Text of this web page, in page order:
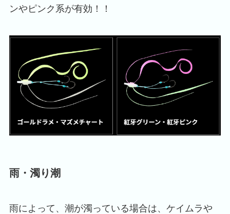
ンやピンク系が有効！！
雨・濁り潮
雨によって、潮が濁っている場合は、ケイムラや